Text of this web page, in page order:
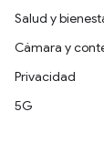
Salud y
Cámara y
Privacidad
5G